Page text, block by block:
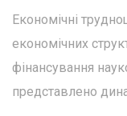
Економічні
економічних
фінансування
представлено